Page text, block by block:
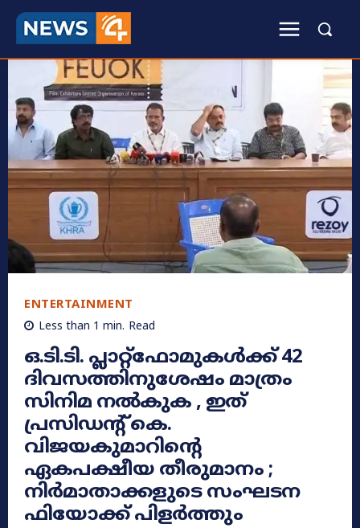
ENTERTAINMENT
Less than 1 min. Read
ഒ.ടി.ടി. പ്ലാറ്റ്‌ഫോമുകൾക്ക് 42
ദിവസത്തിനുശേഷം മാത്രം
സിനിമ നൽകുക , ഇത്
പ്രസിഡന്റ് കെ.
വിജയകുമാറിന്റെ
ഏകപക്ഷീയ തീരുമാനം ;
നിർമാതാക്കളുടെ സംഘടന
ഫിയോക്ക് പിളർത്തും